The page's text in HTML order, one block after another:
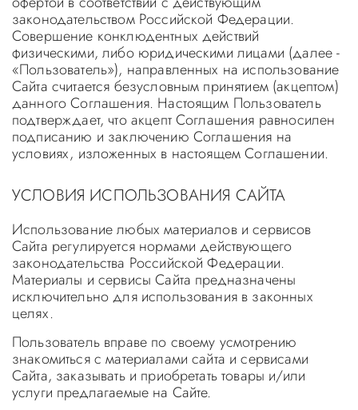
законодательством Российской Федерации.
Совершение конклюдентных действий
физическими, либо юридическими лицами (далее -
«Пользователь»), направленных на использование
Сайта считается безусловным принятием (акцептом)
данного Соглашения. Настоящим Пользователь
подтверждает, что акцепт Соглашения равносилен
подписанию и заключению Соглашения на
условиях, изложенных в настоящем Соглашении.
УСЛОВИЯ ИСПОЛЬЗОВАНИЯ САЙТА
Использование любых материалов и сервисов
Сайта регулируется нормами действующего
законодательства Российской Федерации.
Материалы и сервисы Сайта предназначены
исключительно для использования в законных
целях.
Пользователь вправе по своему усмотрению
знакомиться с материалами сайта и сервисами
Сайта, заказывать и приобретать товары и/или
услуги предлагаемые на Сайте.